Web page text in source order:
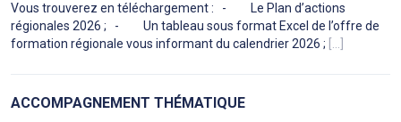
Vous trouverez en téléchargement : - Le Plan d’actions
régionales 2026 ; - Un tableau sous format Excel de l’offre de
formation régionale vous informant du calendrier 2026 ; [...]
ACCOMPAGNEMENT THÉMATIQUE